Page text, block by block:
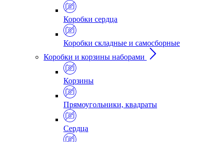
Коробки сердца
Коробки складные и самосборные
Коробки и корзины наборами
Корзины
Прямоугольники, квадраты
Сердца